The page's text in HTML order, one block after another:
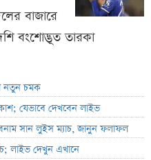
বাজারে
বংশোদ্ভূত তারকা
নতুন চমক
যেভাবে দেখবেন লাইভ
বনাম সান লুইস ম্যাচ, জানুন ফলাফল
দেখুন এখানে